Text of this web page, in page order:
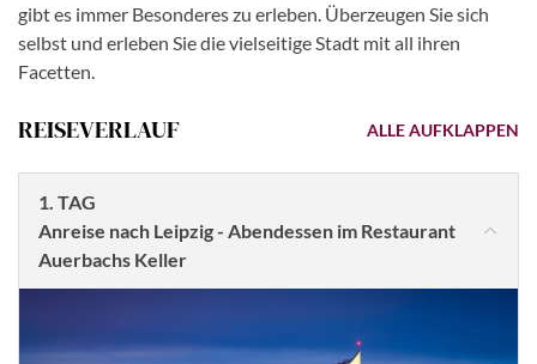
gibt es immer Besonderes zu erleben. Überzeugen Sie sich
selbst und erleben Sie die vielseitige Stadt mit all ihren
Facetten.
REISEVERLAUF ALLE AUFKLAPPEN
1. TAG
Anreise nach Leipzig - Abendessen im Restaurant
Auerbachs Keller